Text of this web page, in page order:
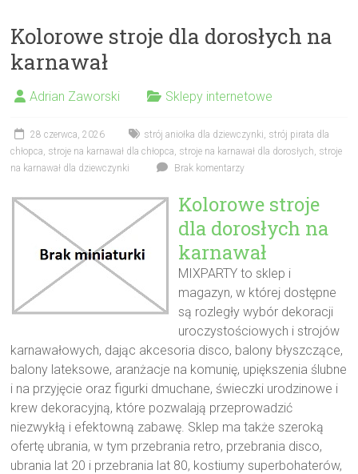
Kolorowe stroje dla dorosłych na
karnawał
Adrian Zaworski Sklepy internetowe
28 czerwca, 2026 strój aniołka dla dziewczynki, strój pirata dla
chłopca, stroje na karnawał dla chłopca, stroje na karnawał dla dorosłych, stroje
na karnawał dla dziewczynki
Brak komentarzy
Kolorowe stroje
dla dorosłych na
karnawał
MIXPARTY to sklep i
magazyn, w której dostępne
są rozległy wybór dekoracji
uroczystościowych i strojów
karnawałowych, dając akcesoria disco, balony błyszczące,
balony lateksowe, aranżacje na komunię, upiększenia ślubne
i na przyjęcie oraz figurki dmuchane, świeczki urodzinowe i
krew dekoracyjną, które pozwalają przeprowadzić
niezwykłą i efektowną zabawę. Sklep ma także szeroką
ofertę ubrania, w tym przebrania retro, przebrania disco,
ubrania lat 20 i przebrania lat 80, kostiumy superbohaterów,